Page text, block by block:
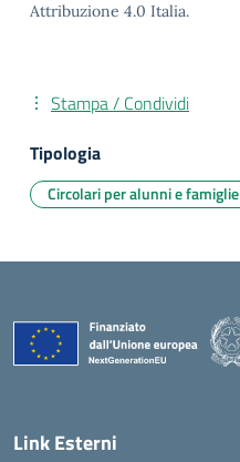
Attribuzione 4.0 Italia.
Stampa / Condividi
Tipologia
Circolari per alunni e famiglie
Link Esterni